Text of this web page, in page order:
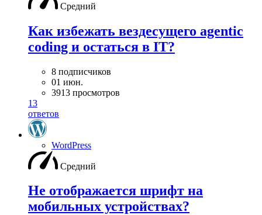
Средний
Как избежать вездесущего agentic
coding и остаться в IT?
8 подписчиков
01 июн.
3913 просмотров
13
ответов
WordPress
Средний
Не отображается шрифт на
мобильных устройствах?